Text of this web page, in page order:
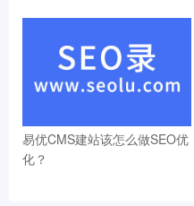
易优CMS建站该怎么做SEO优
化？